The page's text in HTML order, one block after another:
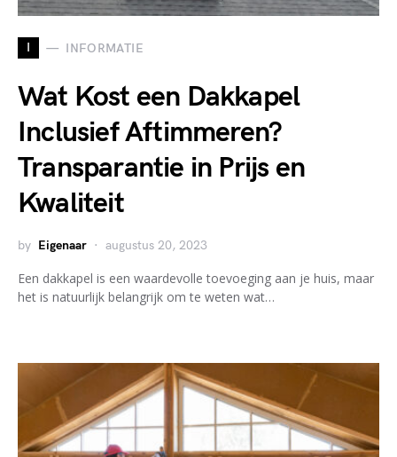
I INFORMATIE
Wat Kost een Dakkapel
Inclusief Aftimmeren?
Transparantie in Prijs en
Kwaliteit
by Eigenaar augustus 20, 2023
Een dakkapel is een waardevolle toevoeging aan je huis, maar
het is natuurlijk belangrijk om te weten wat…